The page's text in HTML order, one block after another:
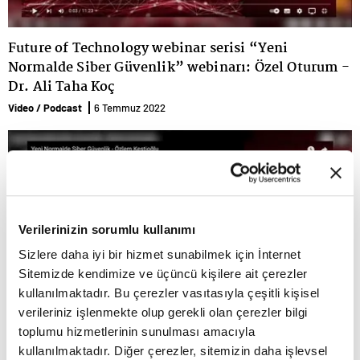
Verilerinizin sorumlu kullanımı
Sizlere daha iyi bir hizmet sunabilmek için İnternet
Sitemizde kendimize ve üçüncü kişilere ait çerezler
kullanılmaktadır. Bu çerezler vasıtasıyla çeşitli kişisel
verileriniz işlenmekte olup gerekli olan çerezler bilgi
toplumu hizmetlerinin sunulması amacıyla
kullanılmaktadır. Diğer çerezler, sitemizin daha işlevsel
Future of Technology webinar serisi “Yeni
Normalde Siber Güvenlik” webinarı: Özel Oturum -
Dr. Ali Taha Koç
Video / Podcast 6 Temmuz 2022
Future of Technology webinar serisi “Yeni